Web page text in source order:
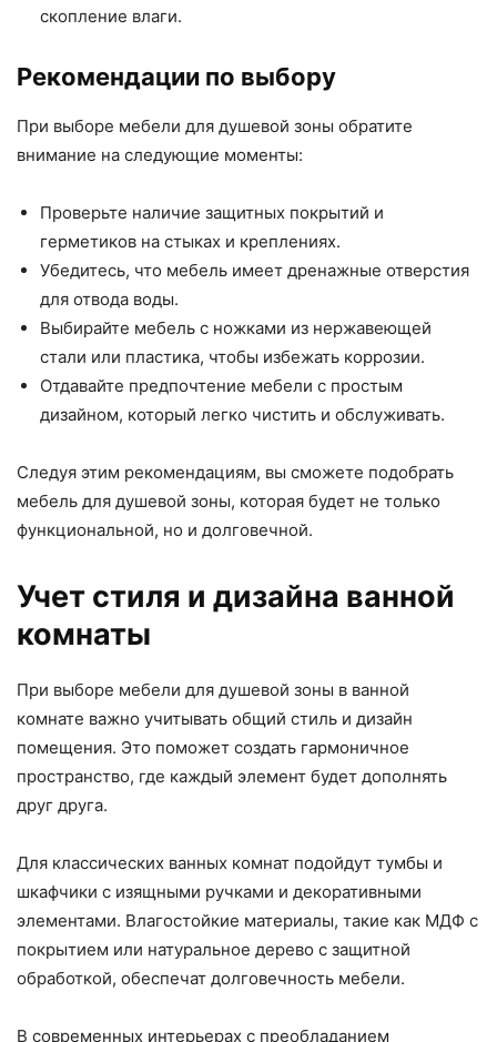
скопление влаги.
Рекомендации по выбору
При выборе мебели для душевой зоны обратите
внимание на следующие моменты:
Проверьте наличие защитных покрытий и
герметиков на стыках и креплениях.
Убедитесь, что мебель имеет дренажные отверстия
для отвода воды.
Выбирайте мебель с ножками из нержавеющей
стали или пластика, чтобы избежать коррозии.
Отдавайте предпочтение мебели с простым
дизайном, который легко чистить и обслуживать.
Следуя этим рекомендациям, вы сможете подобрать
мебель для душевой зоны, которая будет не только
функциональной, но и долговечной.
Учет стиля и дизайна ванной
комнаты
При выборе мебели для душевой зоны в ванной
комнате важно учитывать общий стиль и дизайн
помещения. Это поможет создать гармоничное
пространство, где каждый элемент будет дополнять
друг друга.
Для классических ванных комнат подойдут тумбы и
шкафчики с изящными ручками и декоративными
элементами. Влагостойкие материалы, такие как МДФ с
покрытием или натуральное дерево с защитной
обработкой, обеспечат долговечность мебели.
В современных интерьерах с преобладанием